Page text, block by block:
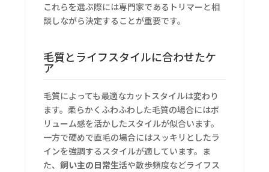
これらを選ぶ際には専門家であるトリマーと相
談しながら決定することが重要です。
毛質とライフスタイルに合わせたケ
ア
毛質によっても最適なカットスタイルは変わり
ます。柔らかくふわふわした毛質の場合にはボ
リューム感を活かしたスタイルが似合います。
一方で硬めで直毛の場合にはスッキリとしたラ
インを強調するスタイルが適しています。ま
た、飼い主の日常生活や散歩頻度などライフス